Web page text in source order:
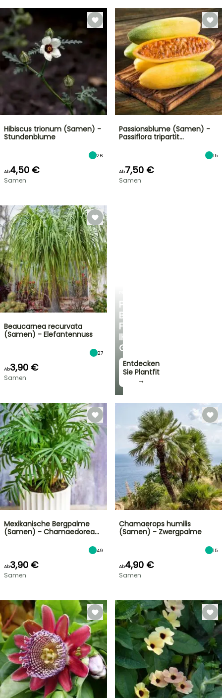
PERSÖNLICHE
BERATUNG
FÜR
IHREN
GARTEN
Entdecken
Sie Plantfit
→
Hibiscus trionum (Samen) -
Stundenblume
26
Ab4,50 €
Samen
Passionsblume (Samen) -
Passiflora tripartit…
15
Ab7,50 €
Samen
Beaucarnea recurvata
(Samen) - Elefantennuss
27
Ab3,90 €
Samen
Mexikanische Bergpalme
(Samen) - Chamaedorea…
49
Ab3,90 €
Samen
Chamaerops humilis
(Samen) - Zwergpalme
15
Ab4,90 €
Samen